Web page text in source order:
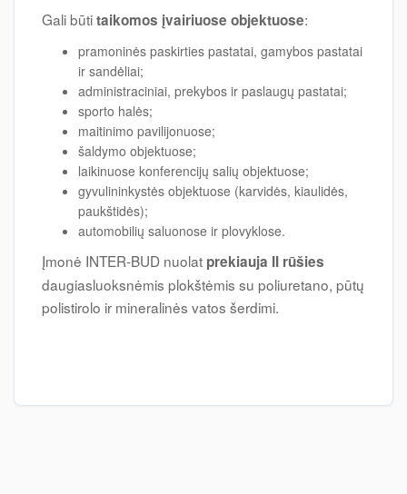
Gali būtitaikomos įvairiuose objektuose:
pramoninės paskirties pastatai, gamybos pastatai
ir sandėliai;
administraciniai, prekybos ir paslaugų pastatai;
sporto halės;
maitinimo pavilijonuose;
šaldymo objektuose;
laikinuose konferencijų salių objektuose;
gyvulininkystės objektuose (karvidės, kiaulidės,
paukštidės);
automobilių saluonose ir plovyklose.
Įmonė INTER-BUD nuolat prekiauja II rūšies
daugiasluoksnėmis plokštėmis su poliuretano, pūtų
polistirolo ir mineralinės vatos šerdimi.